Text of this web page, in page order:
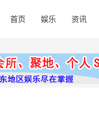
首页 娱乐 资讯